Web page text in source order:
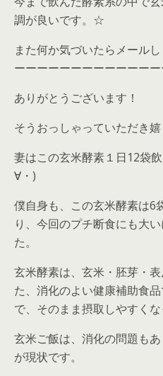
調が良いです。☆
また何か気づいたらメールし
ーーーーーーーーーーーー
ありがとうございます！
そうおっしゃっていただき嬉
妻はこの玄米酵素１日12袋
∀・)
僕自身も、この玄米酵素は6
り、今回のプチ断食にも大
た。
玄米酵素は、玄米・胚芽・
た、消化のよい健康補助食
で、そのまま摂取しやすくな
玄米ご飯は、消化の問題も
が現状です。